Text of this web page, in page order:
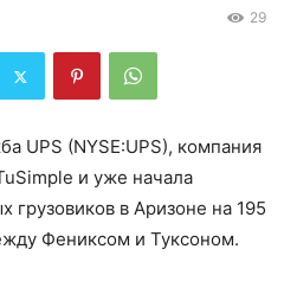
29
UPS (NYSE:UPS), компания
и уже начала
грузовиков в Аризоне на 195
Фениксом и Туксоном.